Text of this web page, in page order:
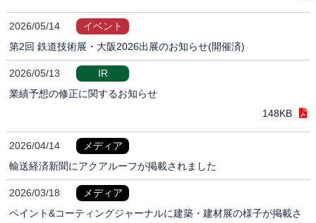
2026/05/14
イベント
第2回 鉄道技術展・大阪2026出展のお知らせ(開催済)
2026/05/13
IR
業績予想の修正に関するお知らせ
148KB
2026/04/14
メディア
輸送経済新聞にアクアルーフが掲載されました
2026/03/18
メディア
ペイント&コーティングジャーナルに建築・建材展の様子が掲載さ